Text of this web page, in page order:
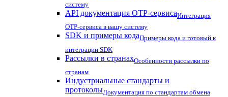
систему
API документация OTP-сервисаИнтеграция
OTP-сервиса в вашу систему
SDK и примеры кодаПримеры кода и готовый к
интеграции SDK
Рассылки в странахОсобенности рассылки по
странам
Индустриальные стандарты и
протоколыДокументация по стандартам обмена